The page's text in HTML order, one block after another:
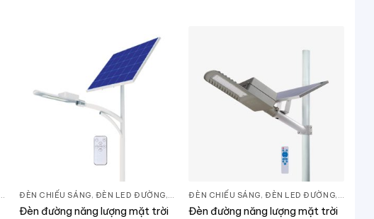
THIẾT BỊ CHIẾU SÁNG
ĐÈN CHIẾU SÁNG, ĐÈN LED ĐƯỜNG, THIẾT BỊ CHIẾU SÁNG
Đèn đường năng lượng mặt trời
ĐÈN CHIẾU SÁNG,ĐÈN LED ĐƯỜNG, THIẾT
Đèn đường năng lượng mặt trời